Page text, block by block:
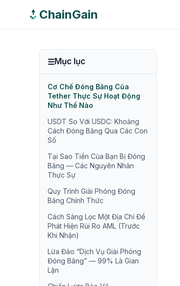
ChainGain
Mục lục
Cơ Chế Đóng Băng Của
Tether Thực Sự Hoạt Động
Như Thế Nào
USDT So Với USDC: Khoảng
Cách Đóng Băng Qua Các Con
Số
Tại Sao Tiền Của Bạn Bị Đóng
Băng — Các Nguyên Nhân
Thực Sự
Quy Trình Giải Phóng Đóng
Băng Chính Thức
Cách Sàng Lọc Một Địa Chỉ Để
Phát Hiện Rủi Ro AML (Trước
Khi Nhận)
Lừa Đảo “Dịch Vụ Giải Phóng
Đóng Băng” — 99% Là Gian
Lận